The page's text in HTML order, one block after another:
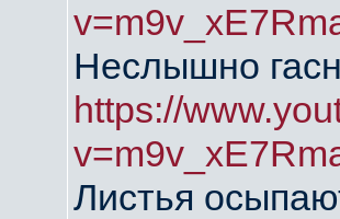
Неслышно
https://
Листья